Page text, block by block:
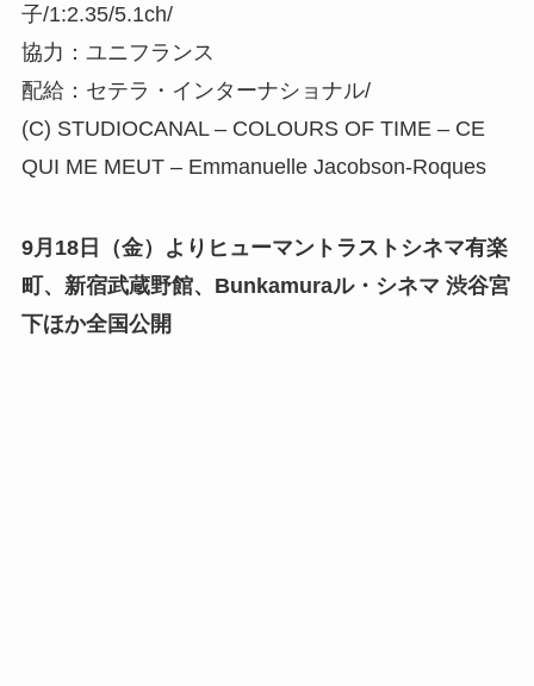
子/1:2.35/5.1ch/
協力：ユニフランス
配給：セテラ・インターナショナル/
(C) STUDIOCANAL – COLOURS OF TIME – CE
QUI ME MEUT – Emmanuelle Jacobson-Roques
9月18日（金）よりヒューマントラストシネマ有楽
町、新宿武蔵野館、Bunkamuraル・シネマ 渋谷宮
下ほか全国公開